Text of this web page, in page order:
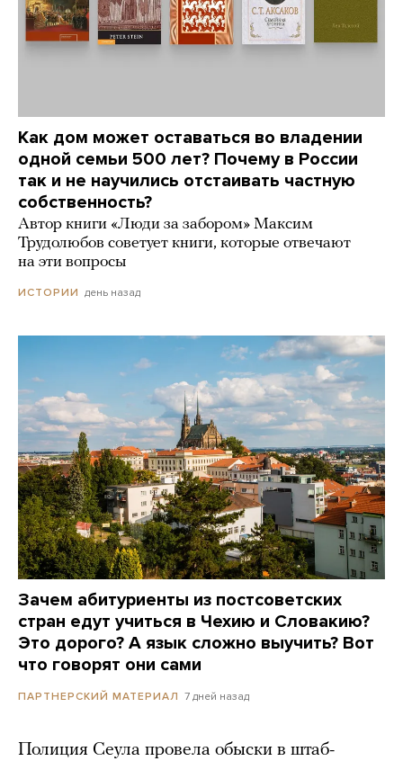
Как дом может оставаться во владении
одной семьи 500 лет? Почему в России
так и не научились отстаивать частную
собственность?
Автор книги «Люди за забором» Максим
Трудолюбов советует книги, которые отвечают
на эти вопросы
ИСТОРИИ день назад
Зачем абитуриенты из постсоветских
стран едут учиться в Чехию и Словакию?
Это дорого? А язык сложно выучить? Вот
что говорят они сами
ПАРТНЕРСКИЙ МАТЕРИАЛ 7 дней назад
Полиция Сеула провела обыски в штаб-